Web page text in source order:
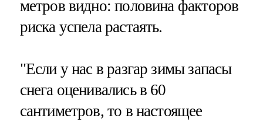
метров видно: половина факторов
риска успела растаять.
"Если у нас в разгар зимы запасы
снега оценивались в 60
сантиметров, то в настоящее